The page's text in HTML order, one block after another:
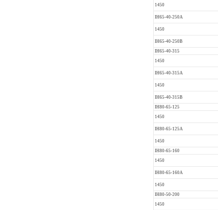
1450
IH65-40-250A
1450
IH65-40-250B
IH65-40-315
1450
IH65-40-315A
1450
IH65-40-315B
IH80-65-125
1450
IH80-65-125A
1450
IH80-65-160
1450
IH80-65-160A
1450
IH80-50-200
1450